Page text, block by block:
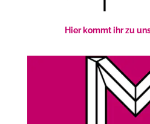
Hier kommt ihr zu